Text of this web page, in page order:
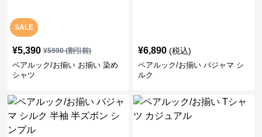
SALE
¥5,390 ¥5990(割引前)
ペアルック/お揃い お揃い 染め
シャツ
¥6,890 (税込)
ペアルック/お揃い パジャマ シ
ルク